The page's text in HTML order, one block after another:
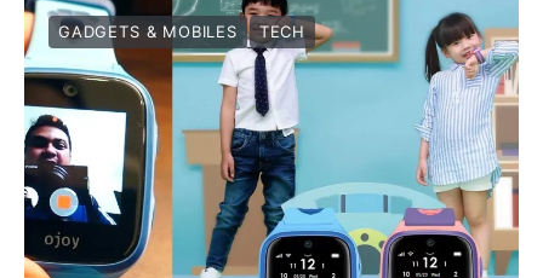
GADGETS & MOBILES TECH